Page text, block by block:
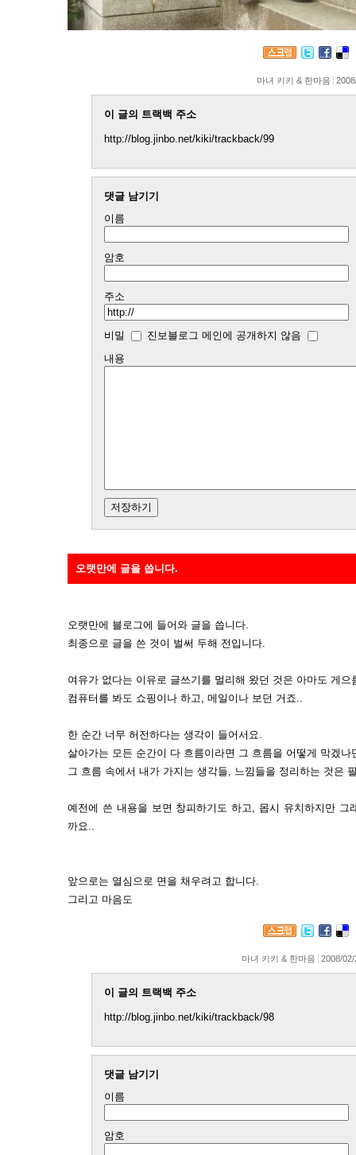
마녀 키키 & 한마음
이 글의 트랙백 주소
http://blog.jinbo.net/kiki/trackback/99
댓글 남기기
이름
암호
주소
비밀
진보블로그 메인에 공개하지 않음
내용
오랫만에 글을 씁니다.
오랫만에 블로그에 들어와 글을 씁니다.
최종으로 글을 쓴 것이 벌써 두해 전입니다.
여유가 없다는 이유로 글쓰기를 멀리해 왔던 것은 아마도 게으
컴퓨터를 봐도 쇼핑이나 하고, 메일이나 보던 거죠..
한 순간 너무 허전하다는 생각이 들어서요.
살아가는 모든 순간이 다 흐름이라면 그 흐름을 어떻게 막겠나
그 흐름 속에서 내가 가지는 생각들, 느낌들을 정리하는 것은
예전에 쓴 내용을 보면 창피하기도 하고, 몹시 유치하지만 그
까요..
앞으로는 열심으로 면을 채우려고 합니다.
그리고 마음도
마녀 키키 & 한마음 2008/
이 글의 트랙백 주소
http://blog.jinbo.net/kiki/trackback/98
댓글 남기기
이름
암호